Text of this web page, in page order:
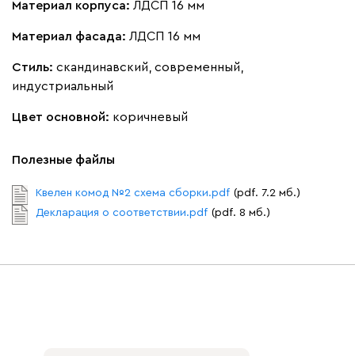
Материал корпуса: ЛДСП 16 мм
Материал фасада: ЛДСП 16 мм
Стиль: скандинавский, современный,
индустриальный
Цвет основной: коричневый
Полезные файлы
Квелен комод №2 схема сборки.pdf (pdf. 7.2 мб.)
Декларация о соответствии.pdf (pdf. 8 мб.)